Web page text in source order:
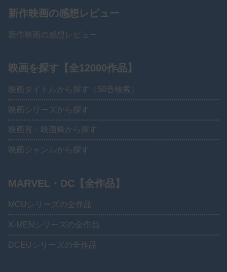
新作映画の感想レビュー
新作映画の感想レビュー
映画を探す【全12000作品】
映画タイトルから探す（50音検索）
映画シリーズから探す
映画賞・映画祭から探す
映画ジャンルから探す
MARVEL・DC【全作品】
MCUシリーズの全作品
X-MENシリーズの全作品
DCEUシリーズの全作品